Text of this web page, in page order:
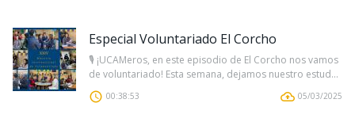
Especial Voluntariado El Corcho
🎙️ ¡UCAMeros, en este episodio de El Corcho nos vamos
de voluntariado! Esta semana, dejamos nuestro estud...
00:38:53 05/03/2025